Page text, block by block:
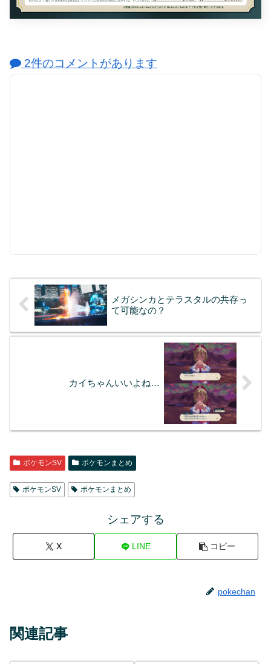
2件のコメントがあります
メガシンカとテラスタルの共存っ
て可能なの？
カイちゃんいいよね…
ポケモンSV ポケモンまとめ
ポケモンSV ポケモンまとめ
シェアする
X LINE コピー
pokechan
関連記事